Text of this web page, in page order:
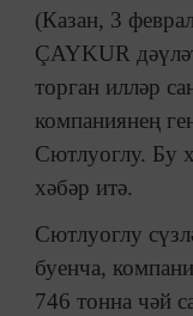
(Казан, 3
ÇAYKUR
торган илләр
компаниянең
Сютлуоглу. Бу
хәбәр итә.
Сютлуоглу
буенча,
746 тонна чәй